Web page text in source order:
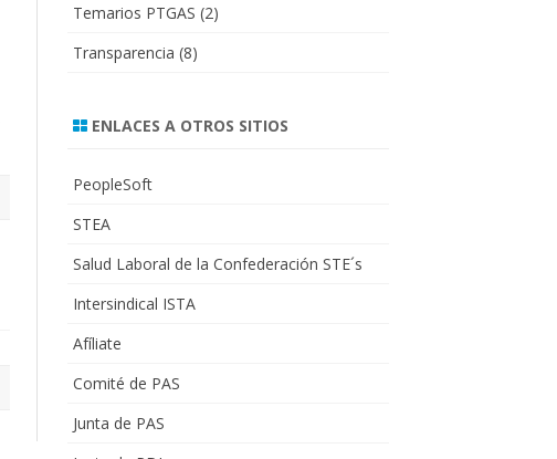
Temarios PTGAS (2)
Transparencia (8)
ENLACES A OTROS SITIOS
PeopleSoft
STEA
Salud Laboral de la Confederación STE´s
Intersindical ISTA
Afíliate
Comité de PAS
Junta de PAS